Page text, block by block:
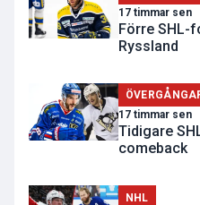
17 timmar sen
Förre SHL-
Ryssland
17 timmar sen
Tidigare
comeback
NHL